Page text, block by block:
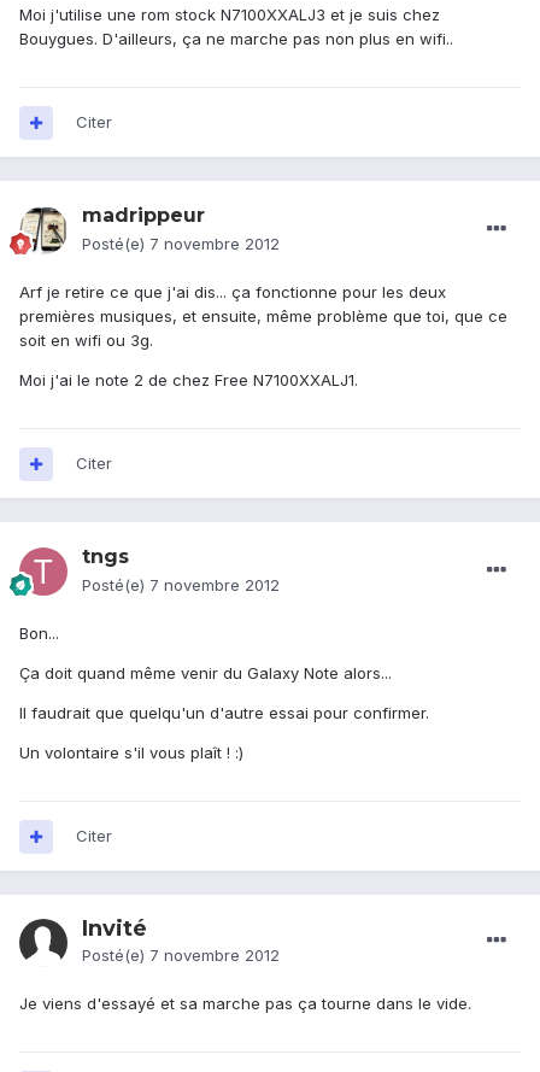
Moi j'utilise une rom stock N7100XXALJ3 et je suis chez
Bouygues. D'ailleurs, ça ne marche pas non plus en wifi..
Citer
madrippeur
Posté(e) 7 novembre 2012
Arf je retire ce que j'ai dis... ça fonctionne pour les deux
premières musiques, et ensuite, même problème que toi, que ce
soit en wifi ou 3g.
Moi j'ai le note 2 de chez Free N7100XXALJ1.
Citer
tngs
Posté(e) 7 novembre 2012
Bon...
Ça doit quand même venir du Galaxy Note alors...
Il faudrait que quelqu'un d'autre essai pour confirmer.
Un volontaire s'il vous plaît ! :)
Citer
Invité
Posté(e) 7 novembre 2012
Je viens d'essayé et sa marche pas ça tourne dans le vide.